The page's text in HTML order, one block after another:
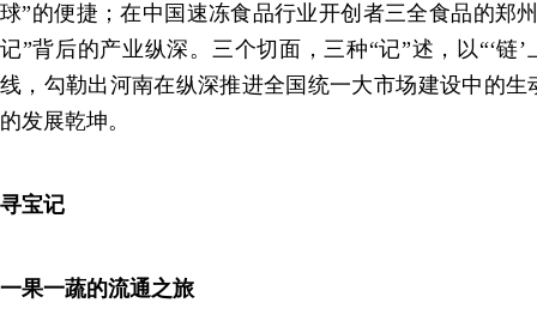
球”的便捷；在中国速冻食品行业开创者三全食品的郑
记”背后的产业纵深。三个切面，三种“记”述，以“‘链
线，勾勒出河南在纵深推进全国统一大市场建设中的
的发展乾坤。
寻宝记
一果一蔬的流通之旅